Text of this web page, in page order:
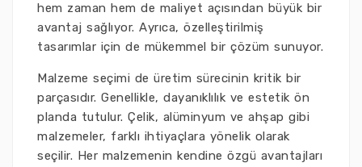
hem zaman hem de maliyet açısından büyük bir
avantaj sağlıyor. Ayrıca, özelleştirilmiş
tasarımlar için de mükemmel bir çözüm sunuyor.
Malzeme seçimi de üretim sürecinin kritik bir
parçasıdır. Genellikle, dayanıklılık ve estetik ön
planda tutulur. Çelik, alüminyum ve ahşap gibi
malzemeler, farklı ihtiyaçlara yönelik olarak
seçilir. Her malzemenin kendine özgü avantajları